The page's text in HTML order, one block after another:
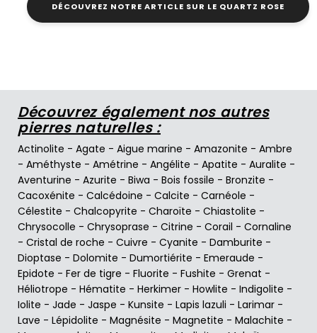
DÉCOUVREZ NOTRE ARTICLE SUR LE QUARTZ ROSE
Découvrez également nos autres
pierres naturelles :
Actinolite - Agate - Aigue marine - Amazonite - Ambre
- Améthyste - Amétrine - Angélite - Apatite - Auralite -
Aventurine - Azurite - Biwa - Bois fossile - Bronzite -
Cacoxénite - Calcédoine - Calcite - Carnéole -
Célestite - Chalcopyrite - Charoïte - Chiastolite -
Chrysocolle - Chrysoprase - Citrine - Corail - Cornaline
- Cristal de roche - Cuivre - Cyanite - Damburite -
Dioptase - Dolomite - Dumortiérite - Emeraude -
Epidote - Fer de tigre - Fluorite - Fushite - Grenat -
Héliotrope - Hématite - Herkimer - Howlite - Indigolite -
Iolite - Jade - Jaspe - Kunsite - Lapis lazuli - Larimar -
Lave - Lépidolite - Magnésite - Magnetite - Malachite -